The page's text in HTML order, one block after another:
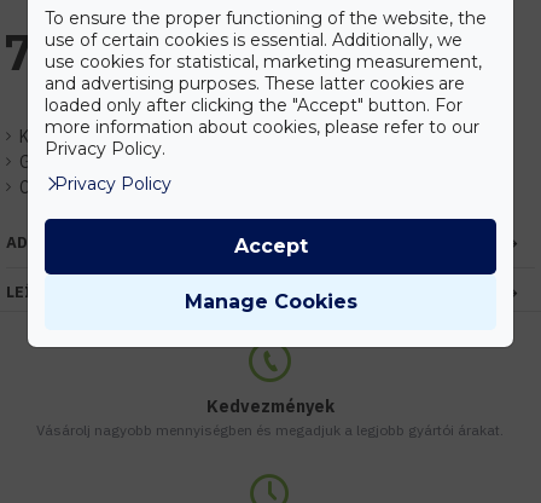
Készlet: Rendelhető
Gyártó: Elmark
Cikkszám:EHEM99LED678
7.649 Ft
ADATOK
LEÍRÁS
Kedvezmények
Vásárolj nagyobb mennyiségben és megadjuk a legjobb gyártói árakat.
To ensure the proper functioning of the website, the
use of certain cookies is essential. Additionally, we
use cookies for statistical, marketing measurement,
and advertising purposes. These latter cookies are
loaded only after clicking the "Accept" button. For
more information about cookies, please refer to our
Privacy Policy.
Privacy Policy
Manage Cookies
Accept